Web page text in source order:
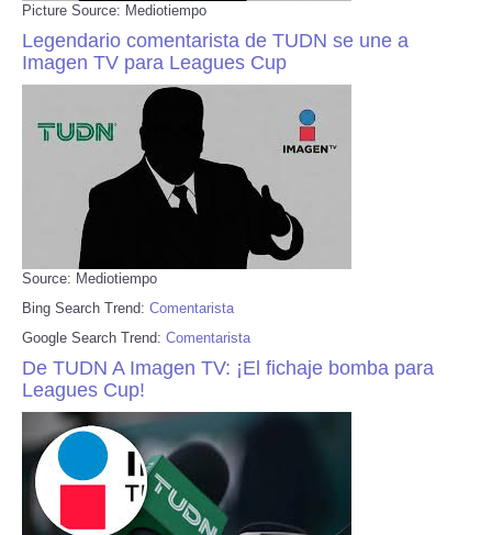
Picture Source: Mediotiempo
Legendario comentarista de TUDN se une a
Imagen TV para Leagues Cup
Source: Mediotiempo
Bing Search Trend: Comentarista
Google Search Trend: Comentarista
De TUDN A Imagen TV: ¡El fichaje bomba para
Leagues Cup!